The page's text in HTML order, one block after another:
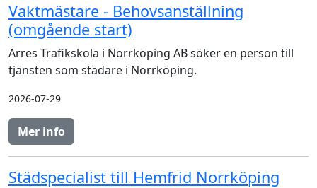
Vaktmästare - Behovsanställning
(omgående start)
Arres Trafikskola i Norrköping AB söker en person till
tjänsten som städare i Norrköping.
2026-07-29
Mer info
Städspecialist till Hemfrid Norrköping